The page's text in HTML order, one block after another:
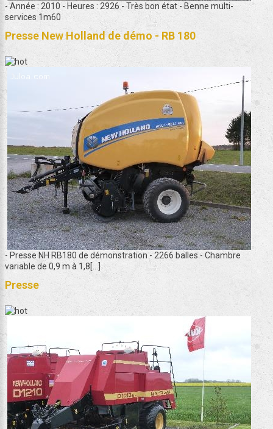
- Année : 2010 - Heures : 2926 - Très bon état - Benne multi-
services 1m60
Presse New Holland de démo - RB 180
- Presse NH RB180 de démonstration - 2266 balles - Chambre
variable de 0,9 m à 1,8[...]
Presse